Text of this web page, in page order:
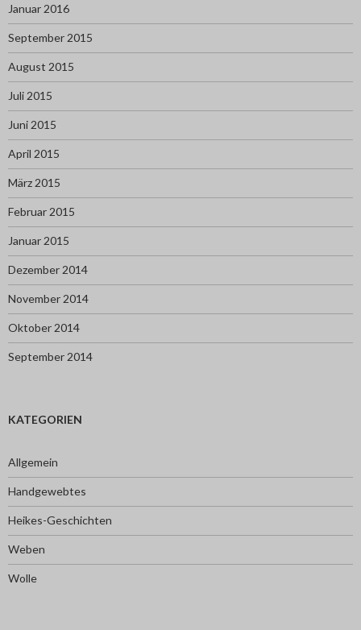
Januar 2016
September 2015
August 2015
Juli 2015
Juni 2015
April 2015
März 2015
Februar 2015
Januar 2015
Dezember 2014
November 2014
Oktober 2014
September 2014
KATEGORIEN
Allgemein
Handgewebtes
Heikes-Geschichten
Weben
Wolle